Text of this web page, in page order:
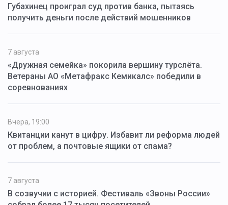
Губахинец проиграл суд против банка, пытаясь
получить деньги после действий мошенников
7 августа
«Дружная семейка» покорила вершину турслёта.
Ветераны АО «Метафракс Кемикалс» победили в
соревнованиях
Вчера, 19:00
Квитанции канут в цифру. Избавит ли реформа людей
от проблем, а почтовые ящики от спама?
7 августа
В созвучии с историей. Фестиваль «Звоны России»